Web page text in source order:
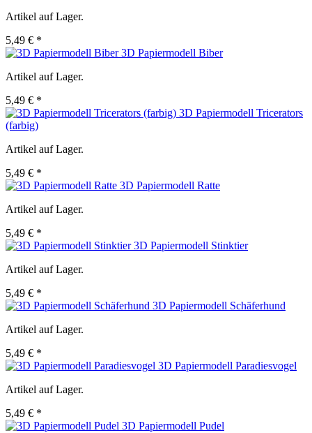
Artikel auf Lager.
5,49 € *
3D Papiermodell Biber
Artikel auf Lager.
5,49 € *
3D Papiermodell Tricerators
(farbig)
Artikel auf Lager.
5,49 € *
3D Papiermodell Ratte
Artikel auf Lager.
5,49 € *
3D Papiermodell Stinktier
Artikel auf Lager.
5,49 € *
3D Papiermodell Schäferhund
Artikel auf Lager.
5,49 € *
3D Papiermodell Paradiesvogel
Artikel auf Lager.
5,49 € *
3D Papiermodell Pudel